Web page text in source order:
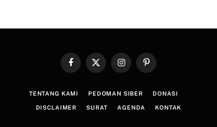
FacebookX
InstagramPinterest
TENTANG KAMI PEDOMAN SIBER DONASI
DISCLAIMER SURAT AGENDA KONTAK